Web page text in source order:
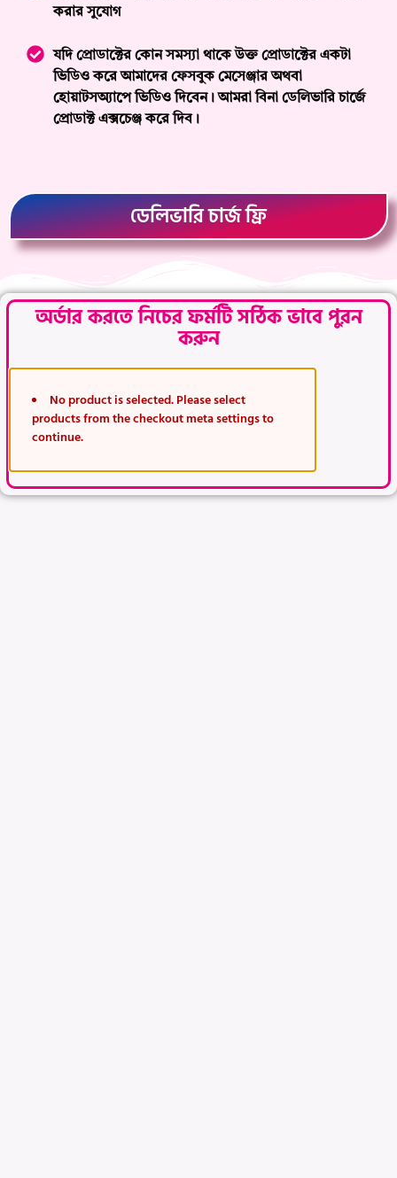
করার সুযোগ
যদি প্রোডাক্টের কোন সমস্যা থাকে উক্ত প্রোডাক্টের একটা
ভিডিও করে আমাদের ফেসবুক মেসেঞ্জার অথবা
হোয়াটসঅ্যাপে ভিডিও দিবেন। আমরা বিনা ডেলিভারি চার্জে
প্রোডাক্ট এক্সচেঞ্জ করে দিব।
ডেলিভারি চার্জ ফ্রি
অর্ডার করতে নিচের ফর্মটি সঠিক ভাবে পুরন
করুন
No product is selected. Please select
products from the checkout meta settings to
continue.